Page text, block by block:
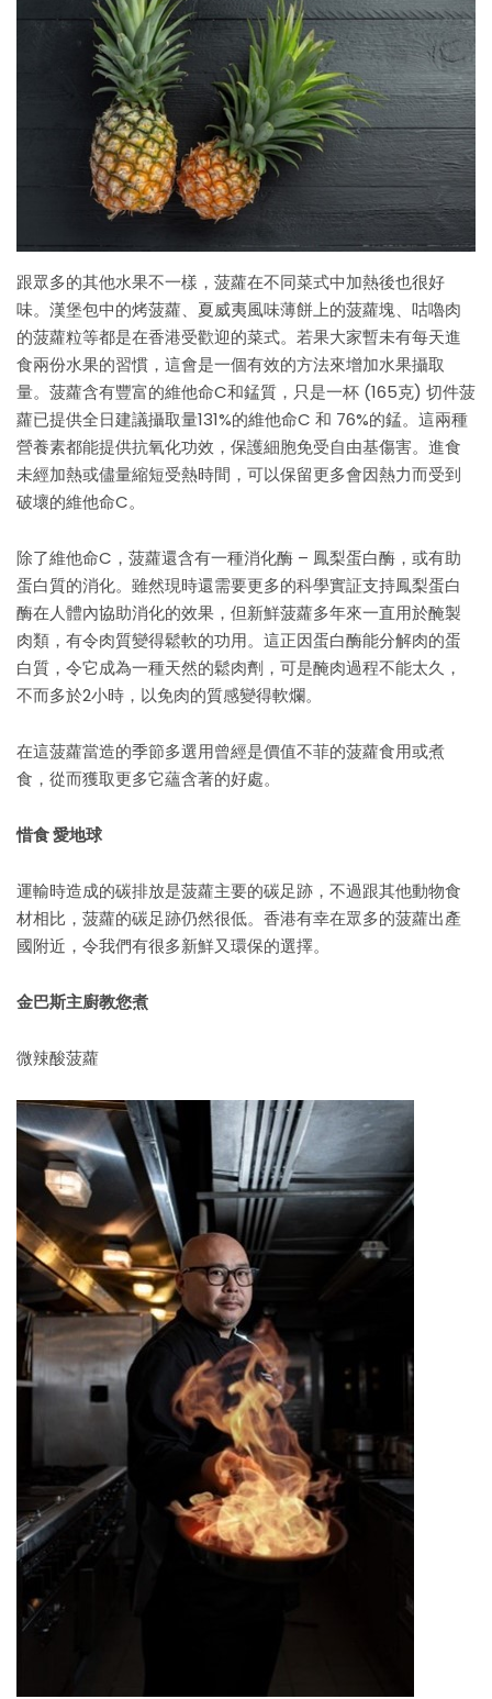
跟眾多的其他水果不一樣，菠蘿在不同菜式中加熱後也很好
味。漢堡包中的烤菠蘿、夏威夷風味薄餅上的菠蘿塊、咕嚕肉
的菠蘿粒等都是在香港受歡迎的菜式。若果大家暫未有每天進
食兩份水果的習慣，這會是一個有效的方法來增加水果攝取
量。菠蘿含有豐富的維他命C和錳質，只是一杯 (165克) 切件菠
蘿已提供全日建議攝取量131%的維他命C 和 76%的錳。這兩種
營養素都能提供抗氧化功效，保護細胞免受自由基傷害。進食
未經加熱或儘量縮短受熱時間，可以保留更多會因熱力而受到
破壞的維他命C。
除了維他命C，菠蘿還含有一種消化酶 – 鳳梨蛋白酶，或有助
蛋白質的消化。雖然現時還需要更多的科學實証支持鳳梨蛋白
酶在人體內協助消化的效果，但新鮮菠蘿多年來一直用於醃製
肉類，有令肉質變得鬆軟的功用。這正因蛋白酶能分解肉的蛋
白質，令它成為一種天然的鬆肉劑，可是醃肉過程不能太久，
不而多於2小時，以免肉的質感變得軟爛。
在這菠蘿當造的季節多選用曾經是價值不菲的菠蘿食用或煮
食，從而獲取更多它蘊含著的好處。
惜食 愛地球
運輸時造成的碳排放是菠蘿主要的碳足跡，不過跟其他動物食
材相比，菠蘿的碳足跡仍然很低。香港有幸在眾多的菠蘿出產
國附近，令我們有很多新鮮又環保的選擇。
金巴斯主廚教您煮
微辣酸菠蘿